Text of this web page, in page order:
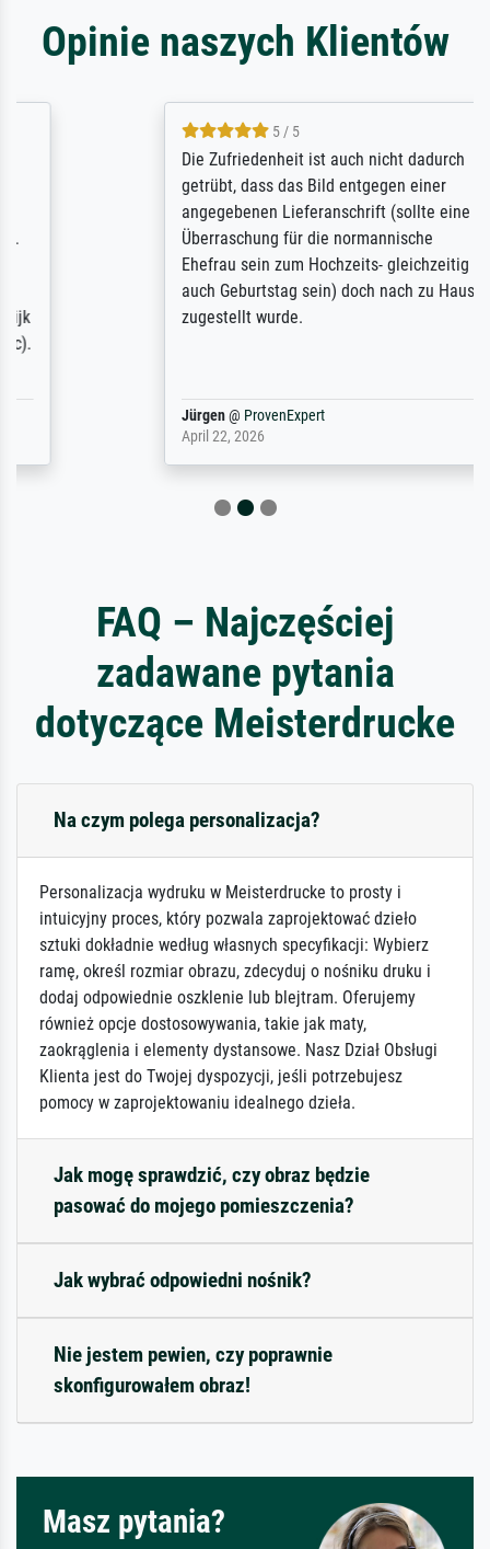
Opinie naszych Klientów
5 / 5
Die Zufriedenheit ist auch nicht dadurch
getrübt, dass das Bild entgegen einer
angegebenen Lieferanschrift (sollte eine
Überraschung für die normannische
Ehefrau sein zum Hochzeits- gleichzeitig
auch Geburtstag sein) doch nach zu Hause
zugestellt wurde.
ProvenExpert
FAQ – Najczęściej
zadawane pytania
dotyczące Meisterdrucke
Na czym polega personalizacja?
Personalizacja wydruku w Meisterdrucke to prosty i
intuicyjny proces, który pozwala zaprojektować dzieło
sztuki dokładnie według własnych specyfikacji: Wybierz
ramę, określ rozmiar obrazu, zdecyduj o nośniku druku i
dodaj odpowiednie oszklenie lub blejtram. Oferujemy
również opcje dostosowywania, takie jak maty,
zaokrąglenia i elementy dystansowe. Nasz Dział Obsługi
Klienta jest do Twojej dyspozycji, jeśli potrzebujesz
pomocy w zaprojektowaniu idealnego dzieła.
Jak mogę sprawdzić, czy obraz będzie
pasować do mojego pomieszczenia?
Jak wybrać odpowiedni nośnik?
Nie jestem pewien, czy poprawnie
skonfigurowałem obraz!
Masz pytania?